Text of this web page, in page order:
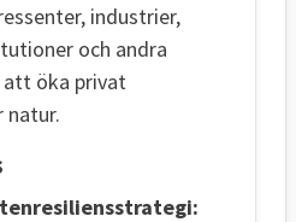
industrier,
och andra
öka privat
natur.